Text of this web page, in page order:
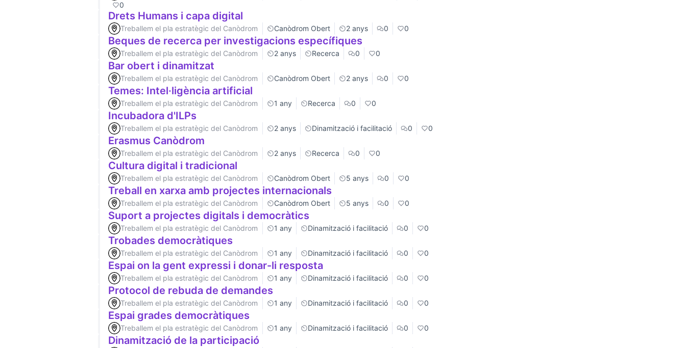
0
Drets Humans i capa digital
Treballem el pla estratègic del Canòdrom Canòdrom Obert 2 anys 0 0
Beques de recerca per investigacions específiques
Treballem el pla estratègic del Canòdrom 2 anys Recerca 0 0
Bar obert i dinamitzat
Treballem el pla estratègic del Canòdrom Canòdrom Obert 2 anys 0 0
Temes: Intel·ligència artificial
Treballem el pla estratègic del Canòdrom 1 any Recerca 0 0
Incubadora d'ILPs
Treballem el pla estratègic del Canòdrom 2 anys Dinamització i facilitació 0 0
Erasmus Canòdrom
Treballem el pla estratègic del Canòdrom 2 anys Recerca 0 0
Cultura digital i tradicional
Treballem el pla estratègic del Canòdrom Canòdrom Obert 5 anys 0 0
Treball en xarxa amb projectes internacionals
Treballem el pla estratègic del Canòdrom Canòdrom Obert 5 anys 0 0
Suport a projectes digitals i democràtics
Treballem el pla estratègic del Canòdrom 1 any Dinamització i facilitació 0 0
Trobades democràtiques
Treballem el pla estratègic del Canòdrom 1 any Dinamització i facilitació 0 0
Espai on la gent expressi i donar-li resposta
Treballem el pla estratègic del Canòdrom 1 any Dinamització i facilitació 0 0
Protocol de rebuda de demandes
Treballem el pla estratègic del Canòdrom 1 any Dinamització i facilitació 0 0
Espai grades democràtiques
Treballem el pla estratègic del Canòdrom 1 any Dinamització i facilitació 0 0
Dinamització de la participació